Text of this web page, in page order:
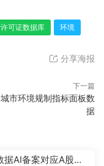
可证数据库 环境
分享海报
下一篇
市环境规制指标面板数
据
AI备案对应A股代